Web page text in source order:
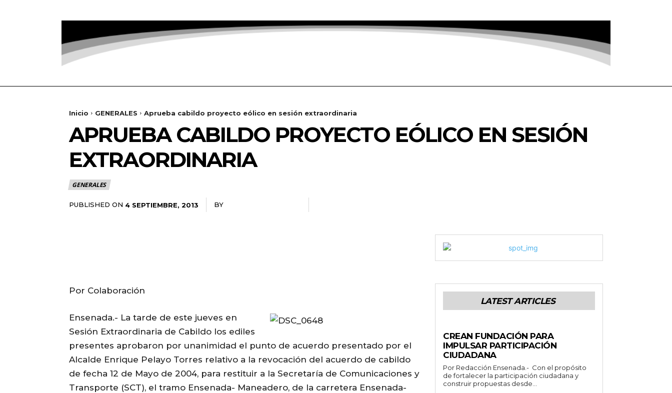
Inicio GENERALES Aprueba cabildo proyecto eólico en sesión extraordinaria
APRUEBA CABILDO PROYECTO EÓLICO EN SESIÓN
EXTRAORDINARIA
GENERALES
PUBLISHED ON 4 SEPTIEMBRE, 2013 BY
Por Colaboración
Ensenada.- La tarde de este jueves en
Sesión Extraordinaria de Cabildo los ediles
presentes aprobaron por unanimidad el punto de acuerdo presentado por el
Alcalde Enrique Pelayo Torres relativo a la revocación del acuerdo de cabildo
de fecha 12 de Mayo de 2004, para restituir a la Secretaría de Comunicaciones y
Transporte (SCT), el tramo Ensenada- Maneadero, de la carretera Ensenada-
LATEST ARTICLES
CREAN FUNDACIÓN PARA
IMPULSAR PARTICIPACIÓN
CIUDADANA
Por Redacción Ensenada.- Con el propósito
de fortalecer la participación ciudadana y
construir propuestas desde...